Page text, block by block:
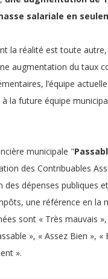
salariale en
la réalité est toute
augmentation du taux
l’équipe
la future équipe
municipale "
des Contribuables
des dépenses publiques
une référence en la
sont « Très mauvais
», « Assez Bien », «
».